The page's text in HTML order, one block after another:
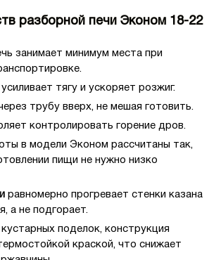
разборной печи Эконом 18-22
занимает минимум места при
тягу и ускоряет розжиг.
трубу вверх, не мешая готовить.
контролировать горение дров.
в модели Эконом рассчитаны так,
пищи не нужно низко
равномерно прогревает стенки казана
а не подгорает.
поделок, конструкция
краской, что снижает